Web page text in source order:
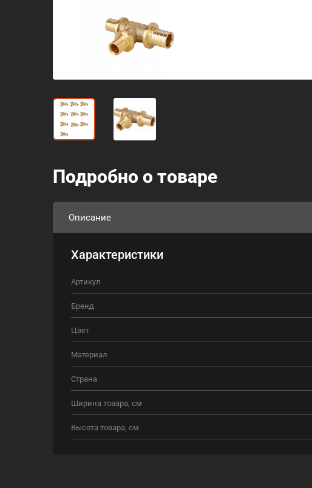
Подробно о товаре
Описание
Характеристики
Артикул
Бренд
Цвет
Материал
Страна
Ширина товара, см
Высота товара, см